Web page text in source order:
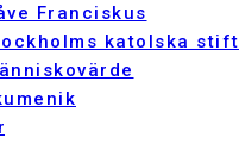
Franciskus
katolska stift